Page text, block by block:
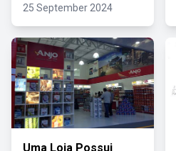
25 September 2024
Uma Loja Possui